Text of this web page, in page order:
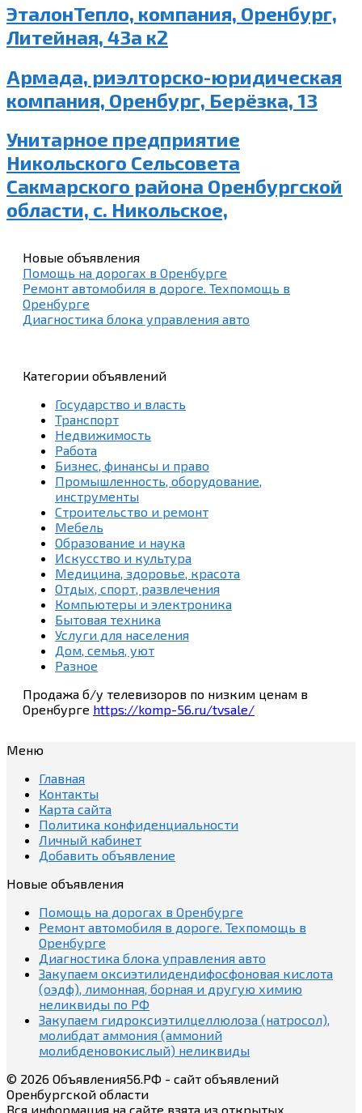
ЭталонТепло, компания, Оренбург,
Литейная, 43а к2
Армада, риэлторско-юридическая
компания, Оренбург, Берёзка, 13
Унитарное предприятие
Никольского Сельсовета
Сакмарского района Оренбургской
области, с. Никольское,
Новые объявления
Помощь на дорогах в Оренбурге
Ремонт автомобиля в дороге. Техпомощь в
Оренбурге
Диагностика блока управления авто
Категории объявлений
Государство и власть
Транспорт
Недвижимость
Работа
Бизнес, финансы и право
Промышленность, оборудование,
инструменты
Строительство и ремонт
Мебель
Образование и наука
Искусство и культура
Медицина, здоровье, красота
Отдых, спорт, развлечения
Компьютеры и электроника
Бытовая техника
Услуги для населения
Дом, семья, уют
Разное
Продажа б/у телевизоров по низким ценам в
Оренбурге https://komp-56.ru/tvsale/
Меню
Главная
Контакты
Карта сайта
Политика конфиденциальности
Личный кабинет
Добавить объявление
Новые объявления
Помощь на дорогах в Оренбурге
Ремонт автомобиля в дороге. Техпомощь в
Оренбурге
Диагностика блока управления авто
Закупаем оксиэтилидендифосфоновая кислота
(оэдф), лимонная, борная и другую химию
неликвиды по РФ
Закупаем гидроксиэтилцеллюлоза (натросол),
молибдат аммония (аммоний
молибденовокислый) неликвиды
© 2026 Объявления56.РФ - сайт объявлений
Оренбургской области
Вся информация на сайте взята из открытых